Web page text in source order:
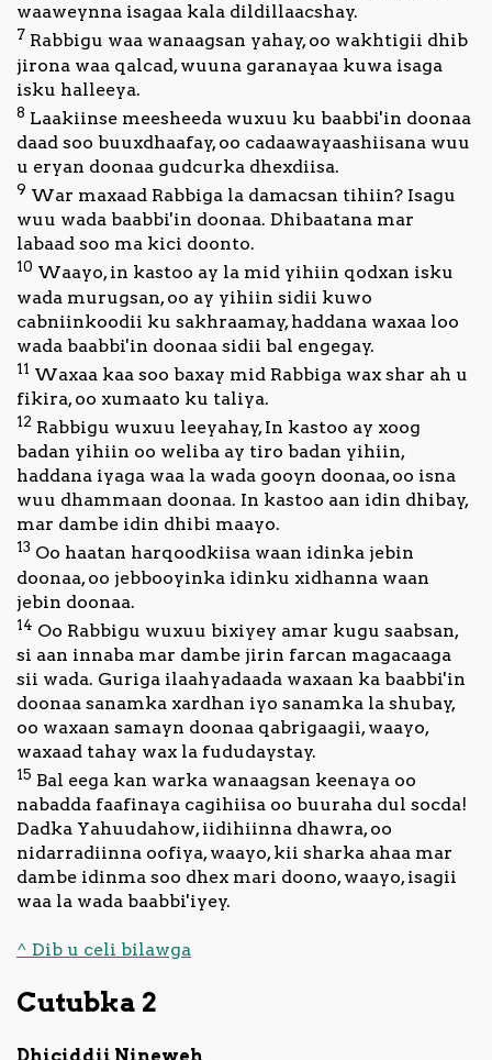
waaweynna isagaa kala dildillaacshay.
7 Rabbigu waa wanaagsan yahay, oo wakhtigii dhib
jirona waa qalcad, wuuna garanayaa kuwa isaga
isku halleeya.
8 Laakiinse meesheeda wuxuu ku baabbi'in doonaa
daad soo buuxdhaafay, oo cadaawayaashiisana wuu
u eryan doonaa gudcurka dhexdiisa.
9 War maxaad Rabbiga la damacsan tihiin? Isagu
wuu wada baabbi'in doonaa. Dhibaatana mar
labaad soo ma kici doonto.
10 Waayo, in kastoo ay la mid yihiin qodxan isku
wada murugsan, oo ay yihiin sidii kuwo
cabniinkoodii ku sakhraamay, haddana waxaa loo
wada baabbi'in doonaa sidii bal engegay.
11 Waxaa kaa soo baxay mid Rabbiga wax shar ah u
fikira, oo xumaato ku taliya.
12 Rabbigu wuxuu leeyahay, In kastoo ay xoog
badan yihiin oo weliba ay tiro badan yihiin,
haddana iyaga waa la wada gooyn doonaa, oo isna
wuu dhammaan doonaa. In kastoo aan idin dhibay,
mar dambe idin dhibi maayo.
13 Oo haatan harqoodkiisa waan idinka jebin
doonaa, oo jebbooyinka idinku xidhanna waan
jebin doonaa.
14 Oo Rabbigu wuxuu bixiyey amar kugu saabsan,
si aan innaba mar dambe jirin farcan magacaaga
sii wada. Guriga ilaahyadaada waxaan ka baabbi'in
doonaa sanamka xardhan iyo sanamka la shubay,
oo waxaan samayn doonaa qabrigaagii, waayo,
waxaad tahay wax la fududaystay.
15 Bal eega kan warka wanaagsan keenaya oo
nabadda faafinaya cagihiisa oo buuraha dul socda!
Dadka Yahuudahow, iidihiinna dhawra, oo
nidarradiinna oofiya, waayo, kii sharka ahaa mar
dambe idinma soo dhex mari doono, waayo, isagii
waa la wada baabbi'iyey.
^ Dib u celi bilawga
Cutubka 2
Dhiciddii Nineweh